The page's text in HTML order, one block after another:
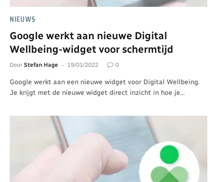
NIEUWS
Google werkt aan nieuwe Digital
Wellbeing-widget voor schermtijd
Door Stefan Hage 19/01/2022 0
Google werkt aan een nieuwe widget voor Digital Wellbeing.
Je krijgt met de nieuwe widget direct inzicht in hoe je…